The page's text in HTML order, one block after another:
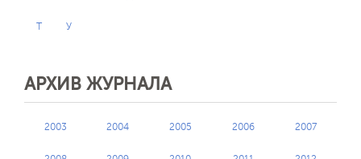
Т У
АРХИВ ЖУРНАЛА
2003 2004 2005 2006 2007